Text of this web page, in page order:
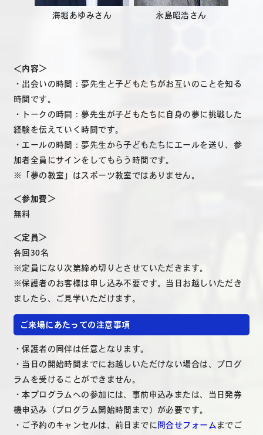
海堀あゆみさん 永島昭浩さん
＜内容＞
・出会いの時間：夢先生と子どもたちがお互いのことを知る
時間です。
・トークの時間：夢先生が子どもたちに自身の夢に挑戦した
経験を伝えていく時間です。
・エールの時間：夢先生から子どもたちにエールを送り、参
加者全員にサインをしてもらう時間です。
※「夢の教室」はスポーツ教室ではありません。
＜参加費＞
無料
＜定員＞
各回30名
※定員になり次第締め切りとさせていただきます。
※保護者のお客様は申し込み不要です。当日お越しいただき
ましたら、ご見学いただけます。
ご来場にあたっての注意事項
・保護者の同伴は任意となります。
・当日の開始時間までにお越しいただけない場合は、プログ
ラムを受けることができません。
・本プログラムへの参加には、事前申込みまたは、当日発券
機申込み（プログラム開始時間まで）が必要です。
・ご予約のキャンセルは、前日までに 問合せフォーム までご